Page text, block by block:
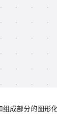
成部分的图形